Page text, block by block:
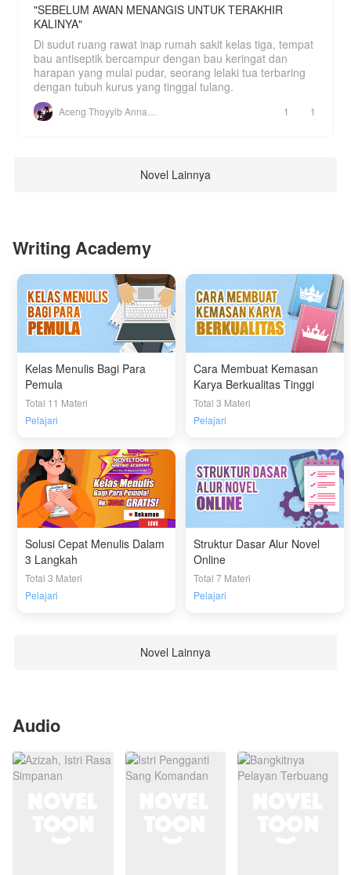
"SEBELUM AWAN MENANGIS UNTUK TERAKHIR
KALINYA"
Di sudut ruang rawat inap rumah sakit kelas tiga, tempat
bau antiseptik bercampur dengan bau keringat dan
harapan yang mulai pudar, seorang lelaki tua terbaring
dengan tubuh kurus yang tinggal tulang.
1 1
Novel Lainnya
Writing Academy
Kelas Menulis Bagi Para
Pemula
Total 11 Materi
Pelajari
Cara Membuat Kemasan
Karya Berkualitas Tinggi
Total 3 Materi
Pelajari
Solusi Cepat Menulis Dalam
3 Langkah
Total 3 Materi
Pelajari
Struktur Dasar Alur Novel
Online
Total 7 Materi
Pelajari
Novel Lainnya
Audio